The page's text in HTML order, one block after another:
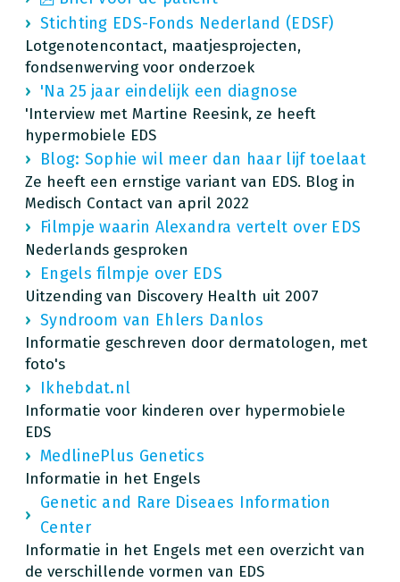
Stichting EDS-Fonds Nederland (EDSF)
Lotgenotencontact, maatjesprojecten,
fondsenwerving voor onderzoek
'Na 25 jaar eindelijk een diagnose
'Interview met Martine Reesink, ze heeft
hypermobiele EDS
Blog: Sophie wil meer dan haar lijf toelaat
Ze heeft een ernstige variant van EDS. Blog in
Medisch Contact van april 2022
Filmpje waarin Alexandra vertelt over EDS
Nederlands gesproken
Engels filmpje over EDS
Uitzending van Discovery Health uit 2007
Syndroom van Ehlers Danlos
Informatie geschreven door dermatologen, met
foto's
Ikhebdat.nl
Informatie voor kinderen over hypermobiele
EDS
MedlinePlus Genetics
Informatie in het Engels
Genetic and Rare Diseaes Information
Center
Informatie in het Engels met een overzicht van
de verschillende vormen van EDS